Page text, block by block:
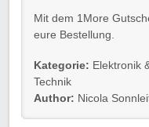
Mit dem 1More
eure Bestellung.
Gültig für Neu- und
Einfach den 1More
Kategorie: Elektronik
Technik
Author: Nicola